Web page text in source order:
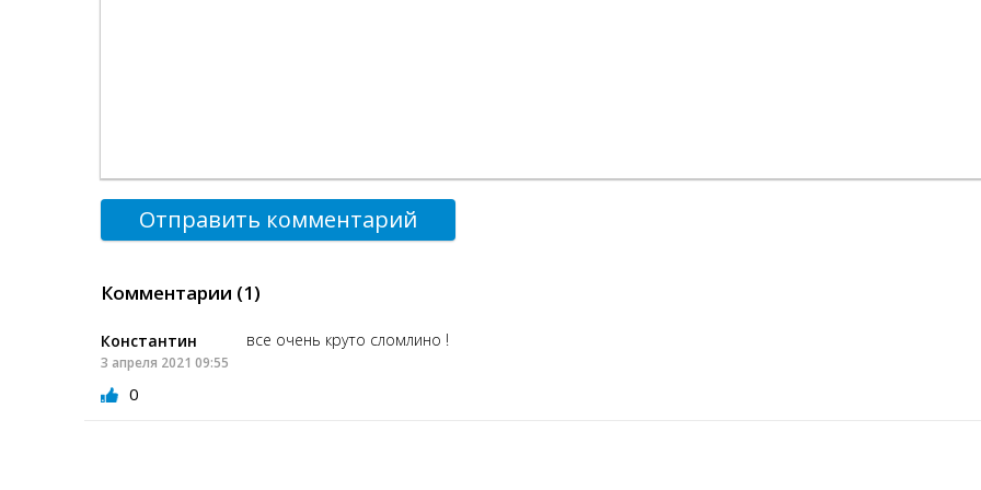
Отправить комментарий
Комментарии (1)
Константин
3 апреля 2021 09:55
все очень круто сломлино !
0